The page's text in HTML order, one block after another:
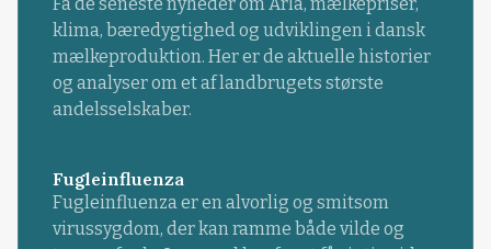
klima, bæredygtighed og udviklingen i dansk
mælkeproduktion. Her er de aktuelle historier
og analyser om et af landbrugets største
andelsselskaber.
Fugleinfluenza
Fugleinfluenza er en alvorlig og smitsom
virussygdom, der kan ramme både vilde og